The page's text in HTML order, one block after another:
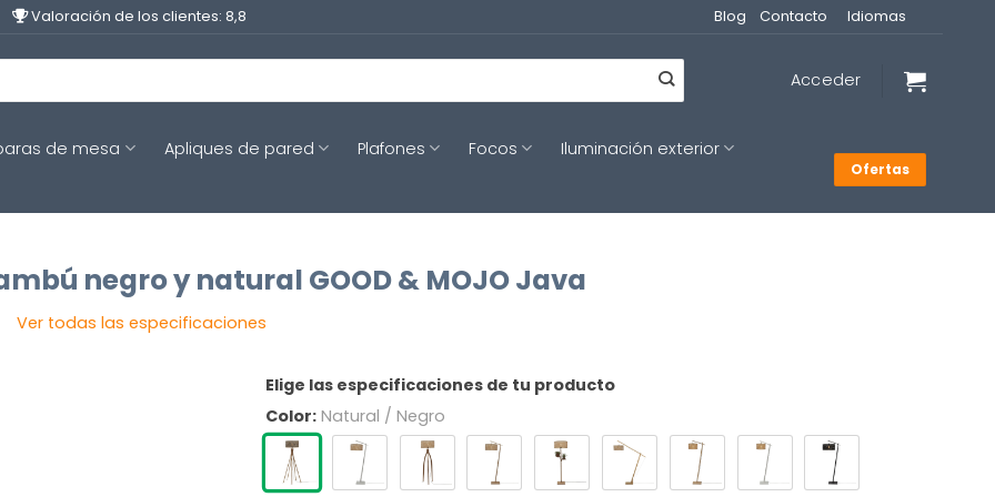
Valoración de los clientes: 8,8 Blog Contacto Idiomas
Acceder
de mesa Apliques de pared Plafones Focos
Iluminación exterior
Ofertas
negro y natural GOOD & MOJO Java
Ver todas las especificaciones
Elige las especificaciones de tu producto
Color: Natural / Negro